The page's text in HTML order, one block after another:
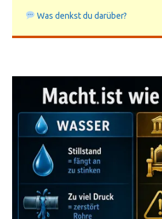
Was denkst du darüber?